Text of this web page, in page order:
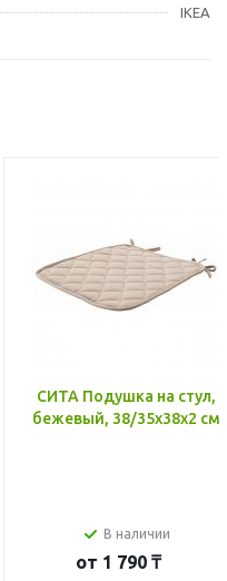
IKEA
СИТА Подушка на стул,
бежевый, 38/35x38x2 см
В наличии
от 1 790 ₸